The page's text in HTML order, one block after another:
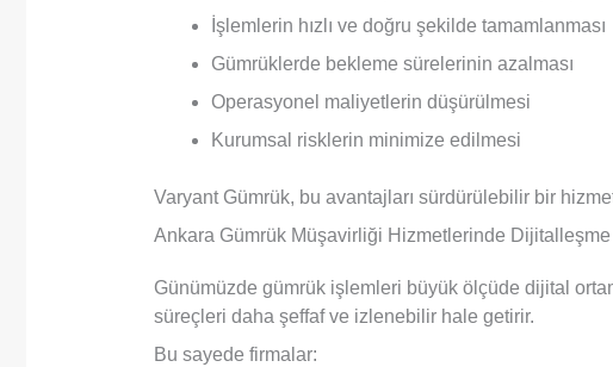
İşlemlerin hızlı ve doğru şekilde tamamlanması
Gümrüklerde bekleme sürelerinin azalması
Operasyonel maliyetlerin düşürülmesi
Kurumsal risklerin minimize edilmesi
Varyant Gümrük, bu avantajları sürdürülebilir bir
Ankara Gümrük Müşavirliği Hizmetlerinde Dijitalleşme
Günümüzde gümrük işlemleri büyük ölçüde dijital
süreçleri daha şeffaf ve izlenebilir hale getirir.
Bu sayede firmalar: